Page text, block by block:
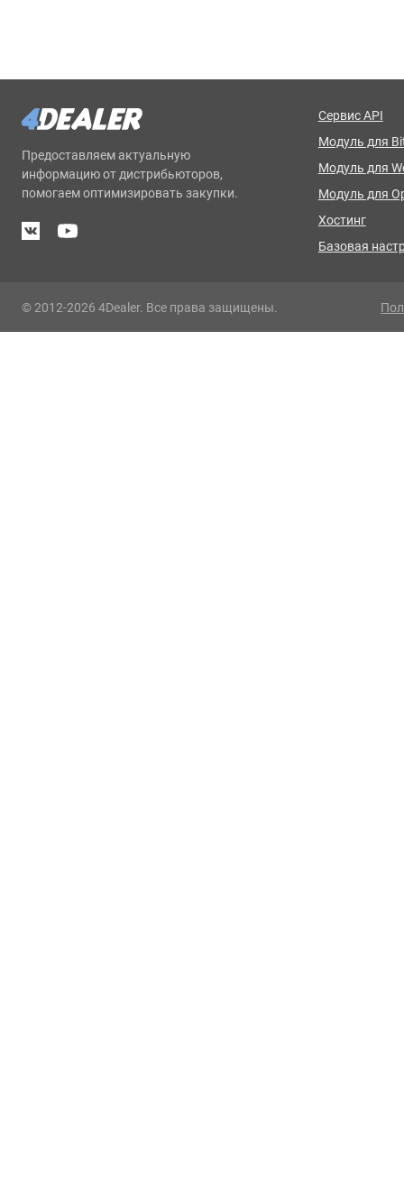
Предоставляем актуальную
информацию от дистрибьюторов,
помогаем оптимизировать закупки.
Сервис API
Модуль для
Модуль для
Модуль для
Хостинг
Базовая
© 2012-2026 4Dealer. Все права защищены.